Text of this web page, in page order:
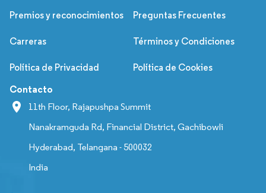
Premios y reconocimientos Preguntas Frecuentes
Carreras Términos y Condiciones
Política de Privacidad Política de Cookies
Contacto
11th Floor, Rajapushpa Summit
Nanakramguda Rd, Financial District, Gachibowli
Hyderabad, Telangana - 500032
India